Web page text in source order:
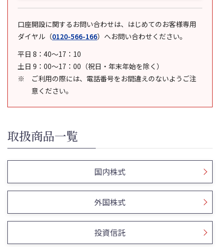
口座開設に関するお問い合わせは、はじめてのお客様専用
ダイヤル （0120-566-166） へお問い合わせください。
平日 8：40～17：10
土日 9：00～17：00（祝日・年末年始を除く）
ご利用の際には、電話番号をお間違えのないようご注
意ください。
取扱商品一覧
国内株式
外国株式
投資信託